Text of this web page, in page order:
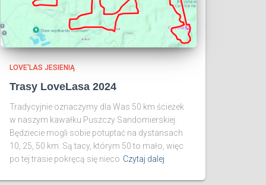
LOVE'LAS JESIENIĄ
Trasy LoveLasa 2024
Tradycyjnie oznaczymy dla Was 50 km ścieżek
w naszym kawałku Puszczy Sandomierskiej.
Będziecie mogli sobie potuptać na dystansach
10, 25, 50 km. Są tacy, którym 50 to mało, więc
po tej trasie pokręcą się nieco Czytaj dalej